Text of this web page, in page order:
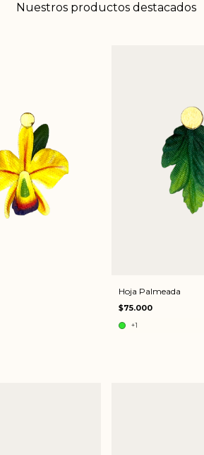
Nuestros productos destacados
Hoja Palmeada
$75.000
+1